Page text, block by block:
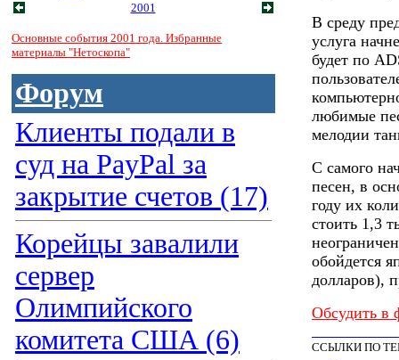
2001
Основные события 2001 года. Избранные
материалы "Нетоскопа"
Форум
Клиенты подали в
суд на PayPal за
закрытие счетов (17)
Корейцы завалили
сервер
Олимпийского
комитета США (6)
В среду
услуга
будет по
любимые
мелодии
С самого
песен, в
году их
стоить 1,3
обойдется
долларов),
Обсудить в
ССЫЛКИ ПО